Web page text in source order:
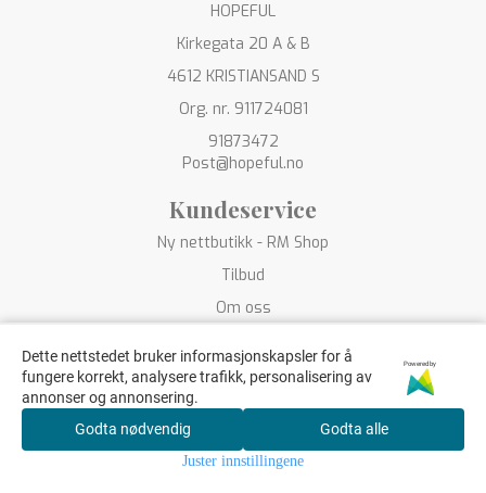
HOPEFUL
Kirkegata 20 A & B
4612 KRISTIANSAND S
Org. nr. 911724081
91873472
Post@hopeful.no
Kundeservice
Ny nettbutikk - RM Shop
Tilbud
Om oss
Betaling
Personvern
Salgsbetingelser
Frakt og retur
Dette nettstedet bruker informasjonskapsler for å
fungere korrekt, analysere trafikk, personalisering av
annonser og annonsering.
Powered by
Godta nødvendig Godta alle
Juster innstillingene